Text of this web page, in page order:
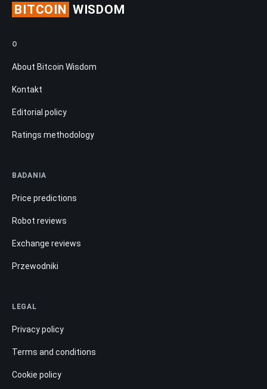
BITCOIN WISDOM
O
About Bitcoin Wisdom
Kontakt
Editorial policy
Ratings methodology
BADANIA
Price predictions
Robot reviews
Exchange reviews
Przewodniki
LEGAL
Privacy policy
Terms and conditions
Cookie policy